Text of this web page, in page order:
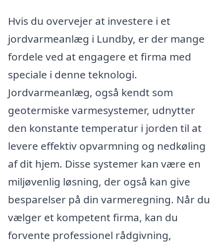
Hvis du overvejer at investere i et
jordvarmeanlæg i Lundby, er der mange
fordele ved at engagere et firma med
speciale i denne teknologi.
Jordvarmeanlæg, også kendt som
geotermiske varmesystemer, udnytter
den konstante temperatur i jorden til at
levere effektiv opvarmning og nedkøling
af dit hjem. Disse systemer kan være en
miljøvenlig løsning, der også kan give
besparelser på din varmeregning. Når du
vælger et kompetent firma, kan du
forvente professionel rådgivning,